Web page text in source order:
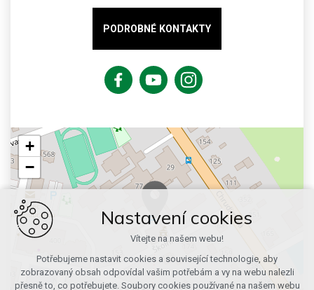
PODROBNÉ KONTAKTY
+
−
Nastavení cookies
Vítejte na našem webu!
Potřebujeme nastavit cookies a související technologie, aby
zobrazovaný obsah odpovídal vašim potřebám a vy na webu nalezli
přesně to, co potřebujete. Soubory cookies používané na našem webu